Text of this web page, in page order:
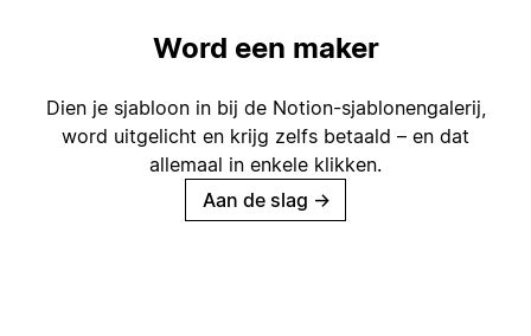
Word een maker
Dien je sjabloon in bij de Notion-sjablonengalerij,
word uitgelicht en krijg zelfs betaald – en dat
allemaal in enkele klikken.
Aan de slag →